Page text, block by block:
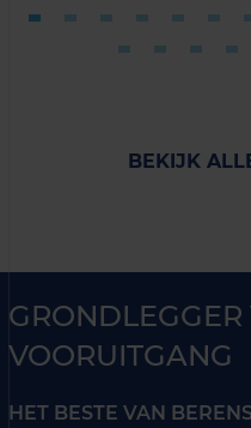
BEKIJK
GRONDLEGGER
VOORUITGANG
HET BESTE VAN